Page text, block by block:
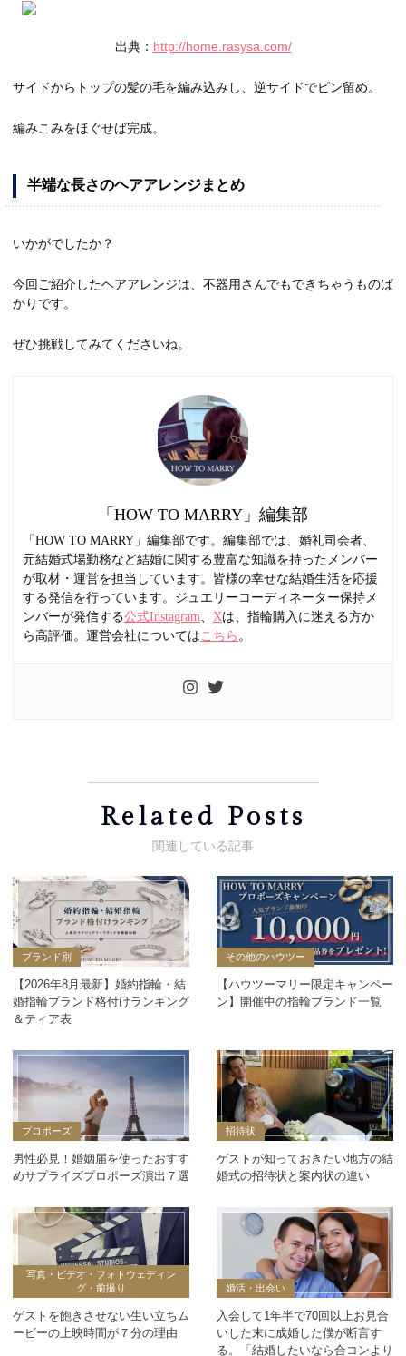
出典： http://home.rasysa.com/
サイドからトップの髪の毛を編み込みし、逆サイドでピン留め。
編みこみをほぐせば完成。
半端な長さのヘアアレンジまとめ
いかがでしたか？
今回ご紹介したヘアアレンジは、不器用さんでもできちゃうものば
かりです。
ぜひ挑戦してみてくださいね。
「HOW TO MARRY」編集部
「HOW TO MARRY」編集部です。編集部では、婚礼司会者、
元結婚式場勤務など結婚に関する豊富な知識を持ったメンバー
が取材・運営を担当しています。皆様の幸せな結婚生活を応援
する発信を行っています。ジュエリーコーディネーター保持メ
ンバーが発信する公式Instagram、 Xは、指輪購入に迷える方か
ら高評価。運営会社については こちら 。
Related Posts
ブランド別
【2026年8月最新】婚約指輪・結
婚指輪ブランド格付けランキング
＆ティア表
その他のハウツー
【ハウツーマリー限定キャンペー
ン】開催中の指輪ブランド一覧
プロポーズ
男性必見！婚姻届を使ったおすす
めサプライズプロポーズ演出７選
招待状
ゲストが知っておきたい地方の結
婚式の招待状と案内状の違い
写真・ビデオ・フォトウェディン
グ・前撮り
ゲストを飽きさせない生い立ちム
ービーの上映時間が７分の理由
婚活・出会い
入会して1年半で70回以上お見合
いした末に成婚した僕が断言す
る。「結婚したいなら合コンより